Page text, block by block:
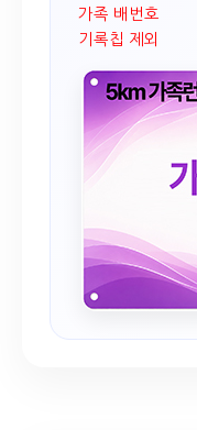
가족 배번호
기록칩 제외